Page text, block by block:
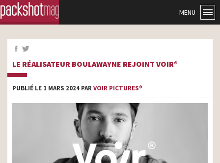
MENU
LE RÉALISATEUR BOULAWAYNE REJOINT VOIR®
PUBLIÉ LE 1 MARS 2024 PARVOIR PICTURES®